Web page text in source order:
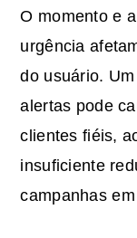
O momento e
urgência
do usuário.
alertas pode
clientes fiéis,
insuficiente
campanhas